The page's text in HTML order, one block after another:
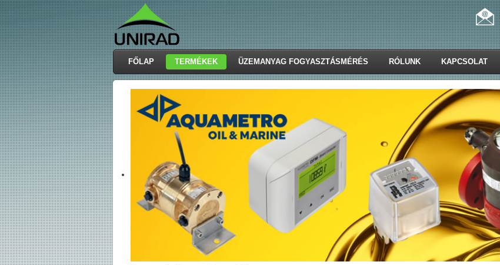
FŐLAP TERMÉKEK ÜZEMANYAG FOGYASZTÁSMÉRÉS RÓLUNK KAPCSOLAT